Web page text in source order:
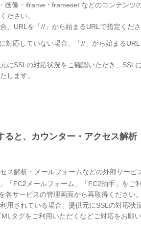
画像・iframe・frameset などのコンテンツ
ださい。
、URLを「//」から始まるURLで指定くださ
対応していない場合、「//」から始まる
にSSLの対応状況をご確認いただき、SSL
します。
ると、カウンター・アクセス解
ス解析・メールフォームなどの外部サービ
「FC2メールフォーム」「FC2拍手」をご
各サービスの管理画面から再取得ください。
用されている場合、提供元にSSLの対応状
タグをご利用いただくなどご対応をお願い